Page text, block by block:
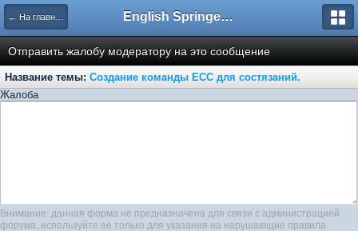
← На главную English Springer Spaniel Club
Отправить жалобу модератору на это сообщение
Название темы: Создание команды ЕСС для состязаний.
Жалоба
Внимание: данная форма не предназначена для связи с администрацией
форума, используйте ее только для указания на нарушающие правила